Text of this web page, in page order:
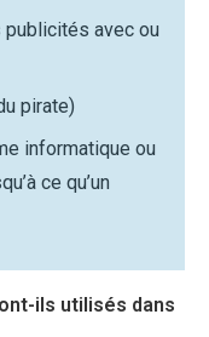
avec ou
pirate)
informatique ou
ce qu’un
ils utilisés dans